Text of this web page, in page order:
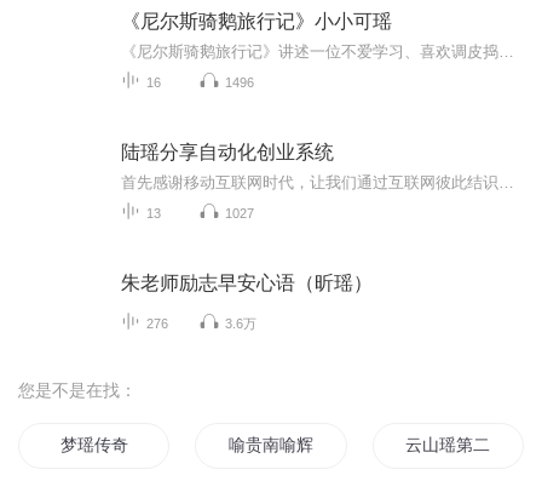
《尼尔斯骑鹅旅行记》小小可瑶
16 1496
陆瑶分享自动化创业系统
13 1027
朱老师励志早安心语（昕瑶）
276 3.6万
您是不是在找：
梦瑶传奇 喻贵南喻辉的诗歌 云山瑶第二